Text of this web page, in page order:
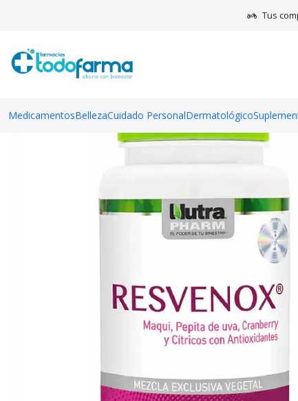
MedicamentosBellezaCuidado PersonalDermatológico
Tus